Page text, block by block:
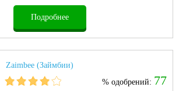
Подробнее
Zaimbee (Займбии)
% одобрений: 77